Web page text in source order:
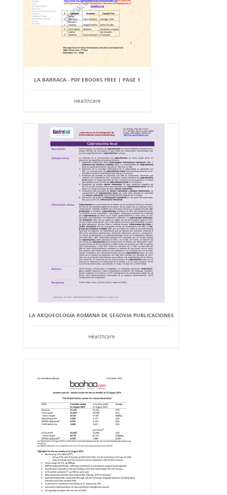
LA BARRACA - PDF EBOOKS FREE | PAGE 1
Healthcare
LA ARQUEOLOGÍA ROMANA DE SEGOVIA PUBLICACIONES
Healthcare